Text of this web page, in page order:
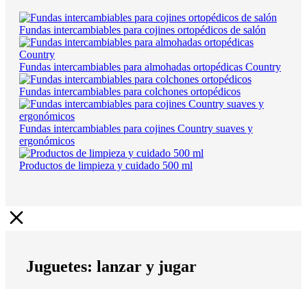
Fundas intercambiables para cojines ortopédicos de salón
Fundas intercambiables para almohadas ortopédicas Country
Fundas intercambiables para colchones ortopédicos
Fundas intercambiables para cojines Country suaves y
ergonómicos
Productos de limpieza y cuidado 500 ml
Juguetes: lanzar y jugar